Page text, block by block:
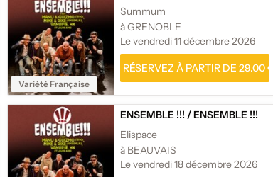
Variété Française
Summum
à GRENOBLE
Le vendredi 11 décembre 2026
RÉSERVEZ À PARTIR DE 29.00
ENSEMBLE !!! /ENSEMBLE !!!
Elispace
à BEAUVAIS
Le vendredi 18 décembre 2026